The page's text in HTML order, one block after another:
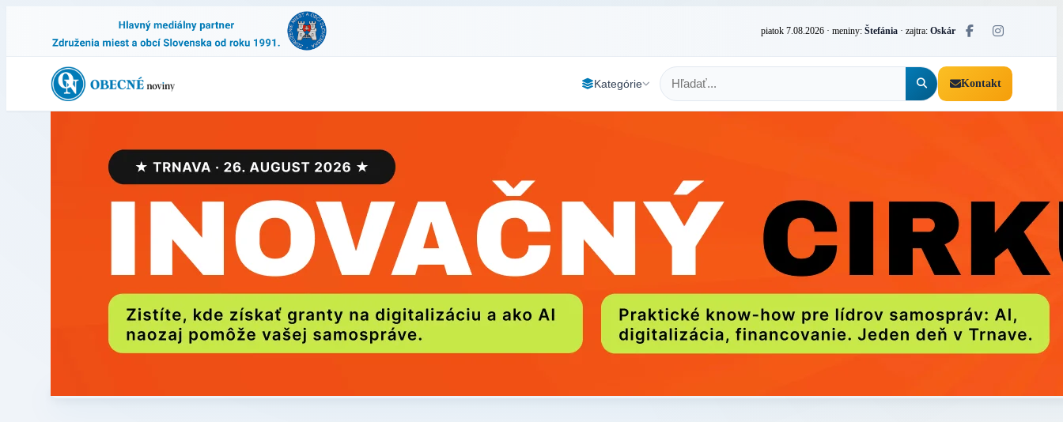
piatok 7.08.2026 · meniny: Štefánia · zajtra: Oskár
Kategórie Kontakt